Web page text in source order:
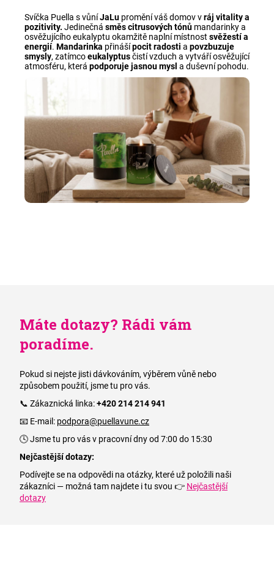
Svíčka Puella s vůníJaLu promění váš domov vráj vitality a
pozitivity. Jedinečná směscitrusovýchtónů mandarinky a
osvěžujícího eukalyptu okamžitě naplní místnost svěžestía
energií. Mandarinka přinášípocitradosti a povzbuzuje
smysly, zatímcoeukalyptusčistí vzduch a vytváří osvěžující
atmosféru, která podporujejasnoumysl a duševní pohodu.
Máte dotazy? Rádi vám
poradíme.
Pokud si nejste jisti dávkováním, výběrem vůně nebo
způsobem použití, jsme tu pro vás.
📞 Zákaznická linka:+420 214 214 941
📧 E-mail: podpora@puellavune.cz
🕓 Jsme tu pro vás v pracovní dny od 7:00 do 15:30
Nejčastější dotazy:
Podívejte se na odpovědi na otázky, které už položili naši
zákazníci — možná tam najdete i tu svou 👉 Nejčastější
dotazy